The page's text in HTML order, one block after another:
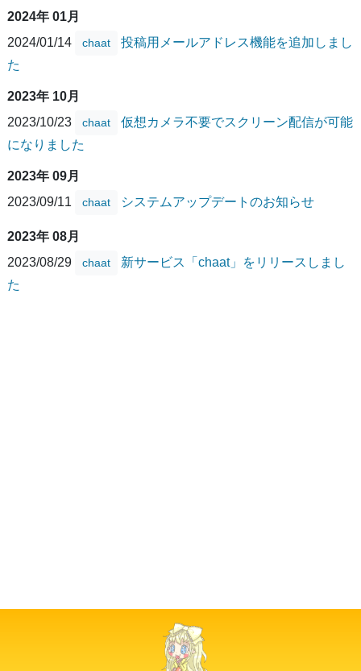
2024年 01月
2024/01/14
chaat
投稿用メールアドレス機能を追加しまし
た
2023年 10月
2023/10/23
chaat
仮想カメラ不要でスクリーン配信が可能
になりました
2023年 09月
2023/09/11
chaat システムアップデートのお知らせ
2023年 08月
2023/08/29
chaat
新サービス「chaat」をリリースしまし
た